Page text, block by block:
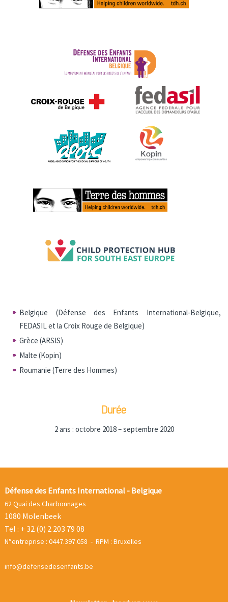
Belgique (Défense des Enfants International-Belgique,
FEDASIL et la Croix Rouge de Belgique)
Grèce (ARSIS)
Malte (Kopin)
Roumanie (Terre des Hommes)
Durée
2 ans : octobre 2018 – septembre 2020
Défense des Enfants International - Belgique
62 Quai des Charbonnages
1080 Molenbeek
Tel : + 32 (0) 2 203 79 08
N°entreprise : 0447.397.058 - RPM : Bruxelles
info@defensedesenfants.be